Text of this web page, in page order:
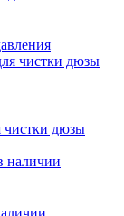
чистки дюзы